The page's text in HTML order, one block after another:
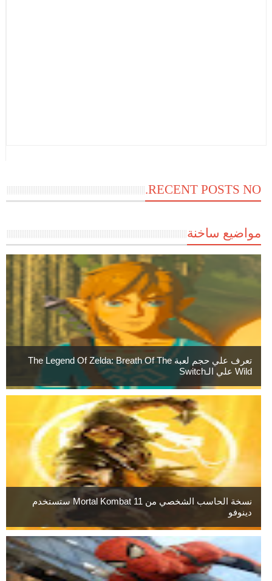
RECENT POSTS NO.
مواضيع ساخنة
تعرف علي حجم لعبة The Legend Of Zelda: Breath Of The
Wild علي الـSwitch
نسخة الحاسب الشخصي من Mortal Kombat 11 ستستخدم
دينوفو